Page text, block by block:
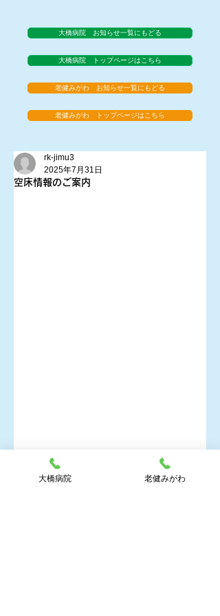
大橋病院 お知らせ一覧にもどる
大橋病院 トップページはこちら
老健みがわ お知らせ一覧にもどる
老健みがわ トップページはこちら
空床情報のご案内
rk-jimu3
2025年7月31日
空床のお知らせ（老健みがわ）
老健みがわ_お知らせ
大橋病院 老健みがわ